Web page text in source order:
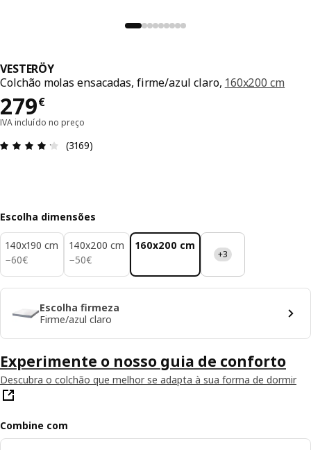
VESTERÖY
Colchão molas ensacadas, firme/azul claro, 160x200 cm
279€
Preço 279€
IVA incluído no preço
Avaliações: 4.2 de 5 estrelas. Total de
(3169)
Escolha dimensões
140x190 cm
−60€
60€
140x200 cm
−50€
50€
160x200 cm
+3
Escolha firmeza
Firme/azul claro
Experimente o nosso guia de conforto
Descubra o colchão que melhor se adapta à sua forma de dormir
Combine com